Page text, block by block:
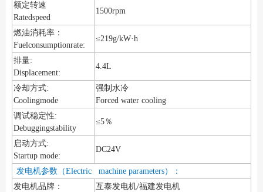
额定转速
Ratedspeed
1500rpm
燃油消耗率：
Fuelconsumptionrate:
≤219g/kW·h
排量:
Displacement:
4.4L
冷却方式:
Coolingmode
强制水冷
Forced water cooling
调试稳定性:
Debuggingstability
≤5％
启动方式:
Startup mode:
DC24V
发电机参数（Electric machine parameters）：
发电机品牌：
互泰发电机/福建发电机